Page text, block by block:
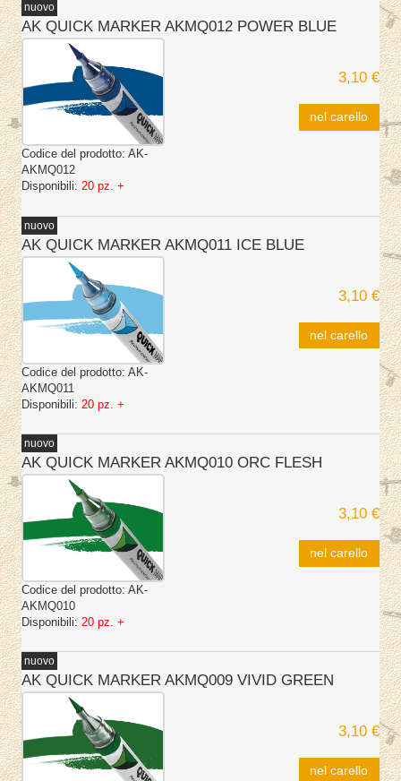
AK QUICK MARKER AKMQ012 POWER BLUE
Codice del prodotto: AK-
AKMQ012
Disponibili: 20 pz. +
3,10 €
nel carello
nuovo
AK QUICK MARKER AKMQ011 ICE BLUE
Codice del prodotto: AK-
AKMQ011
Disponibili: 20 pz. +
3,10 €
nel carello
nuovo
AK QUICK MARKER AKMQ010 ORC FLESH
Codice del prodotto: AK-
AKMQ010
Disponibili: 20 pz. +
3,10 €
nel carello
nuovo
AK QUICK MARKER AKMQ009 VIVID GREEN
3,10 €
nel carello
nuovo